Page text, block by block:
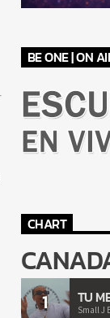
BE ONE | ON
CHART
1 TU
Small J